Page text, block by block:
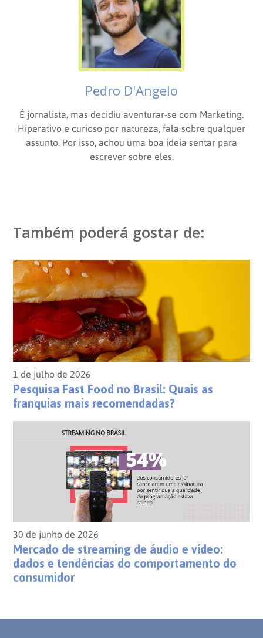
Pedro D'Angelo
É jornalista, mas decidiu aventurar-se com Marketing.
Hiperativo e curioso por natureza, fala sobre qualquer
assunto. Por isso, achou uma boa ideia sentar para
escrever sobre eles.
Também poderá gostar de:
1 de julho de 2026
Pesquisa Fast Food no Brasil: Quais as
franquias mais recomendadas?
30 de junho de 2026
Mercado de streaming de áudio e vídeo:
dados e tendências do comportamento do
consumidor